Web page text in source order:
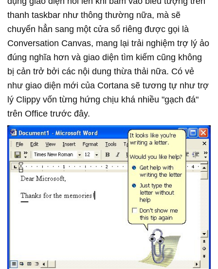
thanh taskbar như thông thường nữa, mà sẽ
chuyển hẳn sang một cửa sổ riêng được gọi là
Conversation Canvas, mang lại trải nghiệm trợ lý ảo
đúng nghĩa hơn và giao diện tìm kiếm cũng không
bị cản trở bởi các nội dung thừa thải nữa. Có vẻ
như giao diện mới của Cortana sẽ tương tự như trợ
lý Clippy vốn từng hứng chịu khá nhiều "gạch đá"
trên Office trước đây.